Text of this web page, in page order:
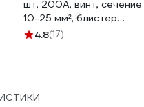
шт, 200A, винт, сечение
10-25 мм², блистер
AWDA01-1025
4.8(17)